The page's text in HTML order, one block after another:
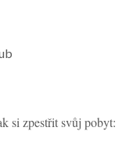
si zpestřit svůj pobyt: